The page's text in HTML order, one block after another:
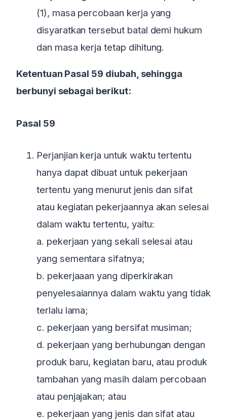
(1), masa percobaan kerja yang
disyaratkan tersebut batal demi hukum
dan masa kerja tetap dihitung.
Ketentuan Pasal 59 diubah, sehingga
berbunyi sebagai berikut:
Pasal 59
Perjanjian kerja untuk waktu tertentu
hanya dapat dibuat untuk pekerjaan
tertentu yang menurut jenis dan sifat
atau kegiatan pekerjaannya akan selesai
dalam waktu tertentu, yaitu:
a. pekerjaan yang sekali selesai atau
yang sementara sifatnya;
b. pekerjaaan yang diperkirakan
penyelesaiannya dalam waktu yang tidak
terlalu lama;
c. pekerjaan yang bersifat musiman;
d. pekerjaan yang berhubungan dengan
produk baru, kegiatan baru, atau produk
tambahan yang masih dalam percobaan
atau penjajakan; atau
e. pekerjaan yang jenis dan sifat atau